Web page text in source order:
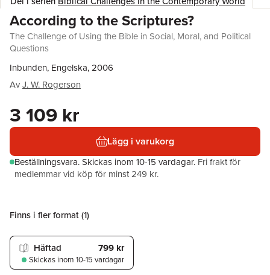
According to the Scriptures?
The Challenge of Using the Bible in Social, Moral, and Political
Questions
Inbunden, Engelska, 2006
AvJ. W. Rogerson
3 109 kr
Lägg i varukorg
Beställningsvara.Skickas inom 10-15 vardagar. Fri frakt för
medlemmar vid köp för minst 249 kr.
Finns i fler format (1)
Häftad 799 kr
Skickas inom 10-15 vardagar